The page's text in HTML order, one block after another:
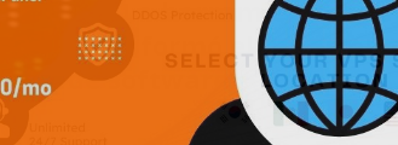
Git: La herramienta que
transformó el desarrollo
Carlos Conde